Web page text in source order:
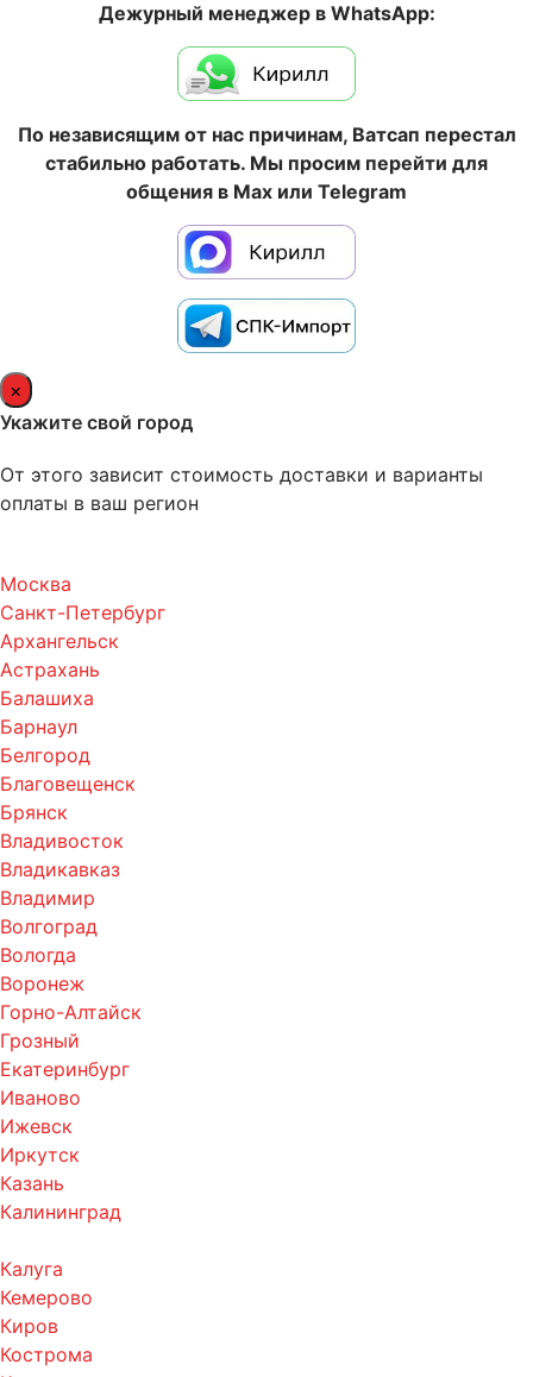
Дежурный менеджер в WhatsApp:
По независящим от нас причинам, Ватсап перестал
стабильно работать. Мы просим перейти для
общения в Max или Telegram
×
Укажите свой город
От этого зависит стоимость доставки и варианты
оплаты в ваш регион
Москва
Санкт-Петербург
Архангельск
Астрахань
Балашиха
Барнаул
Белгород
Благовещенск
Брянск
Владивосток
Владикавказ
Владимир
Волгоград
Вологда
Воронеж
Горно-Алтайск
Грозный
Екатеринбург
Иваново
Ижевск
Иркутск
Казань
Калининград
Калуга
Кемерово
Киров
Кострома